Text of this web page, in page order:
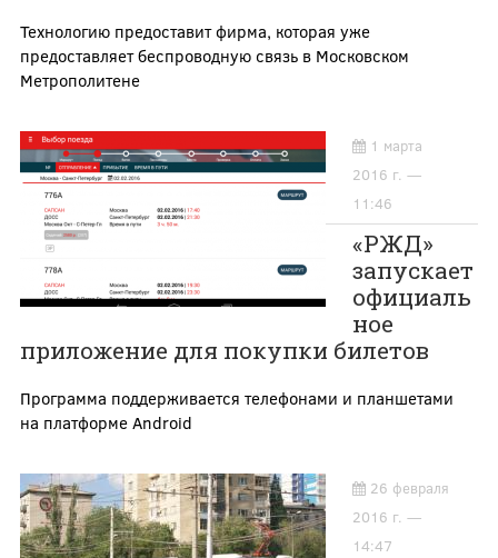
Технологию предоставит фирма, которая уже
предоставляет беспроводную связь в Московском
Метрополитене
1 марта
2016 г. —
11:46
«РЖД»
запускает
официаль
ное
приложение для покупки билетов
Программа поддерживается телефонами и планшетами
на платформе Android
26 февраля
2016 г. —
14:47